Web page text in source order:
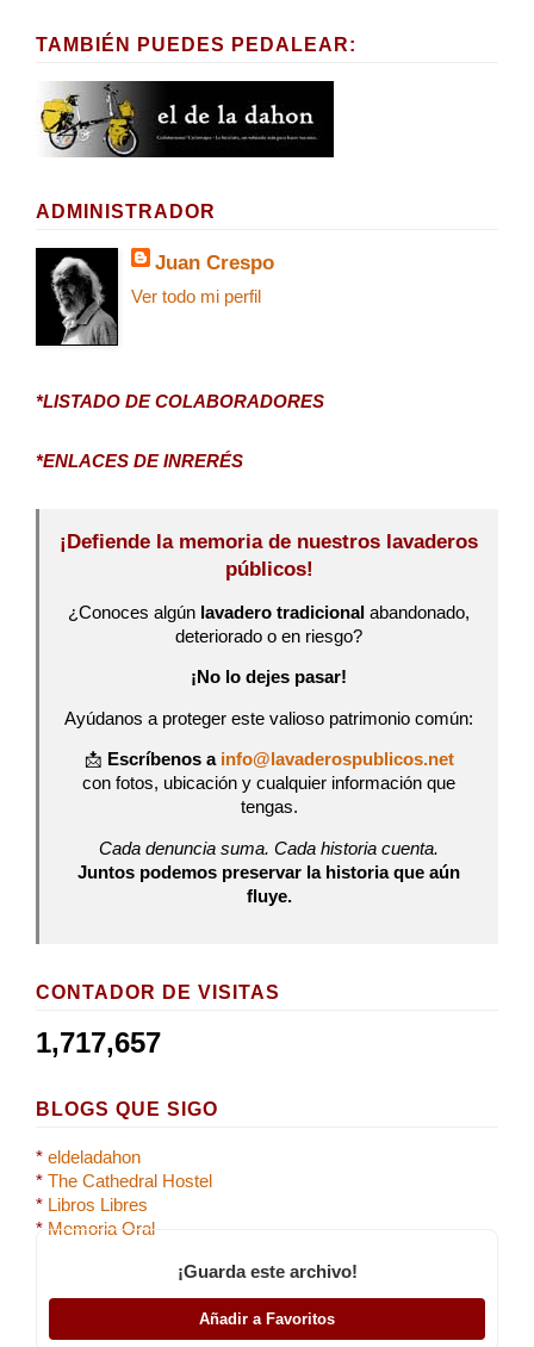
TAMBIÉN PUEDES PEDALEAR:
ADMINISTRADOR
Juan Crespo
Ver todo mi perfil
*LISTADO DE COLABORADORES
*ENLACES DE INRERÉS
¡Defiende la memoria de nuestros lavaderos
públicos!
¿Conoces algún lavadero tradicional abandonado,
deteriorado o en riesgo?
¡No lo dejes pasar!
Ayúdanos a proteger este valioso patrimonio común:
📩 Escríbenos a info@lavaderospublicos.net
con fotos, ubicación y cualquier información que
tengas.
Cada denuncia suma. Cada historia cuenta.
Juntos podemos preservar la historia que aún
fluye.
CONTADOR DE VISITAS
1,717,657
BLOGS QUE SIGO
* eldeladahon
* The Cathedral Hostel
* Libros Libres
* Memoria Oral
¡Guarda este archivo!
Añadir a Favoritos